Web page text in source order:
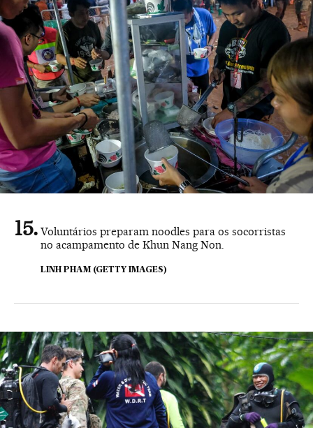
Voluntários preparam noodles para os socorristas
no acampamento de Khun Nang Non.
LINH PHAM (GETTY IMAGES)